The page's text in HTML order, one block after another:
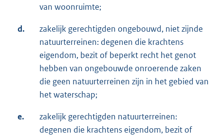
van woonruimte;
d.
zakelijk gerechtigden ongebouwd, niet zijnde
natuurterreinen: degenen die krachtens
eigendom, bezit of beperkt recht het genot
hebben van ongebouwde onroerende zaken
die geen natuurterreinen zijn in het gebied van
het waterschap;
e.
zakelijk gerechtigden natuurterreinen:
degenen die krachtens eigendom, bezit of